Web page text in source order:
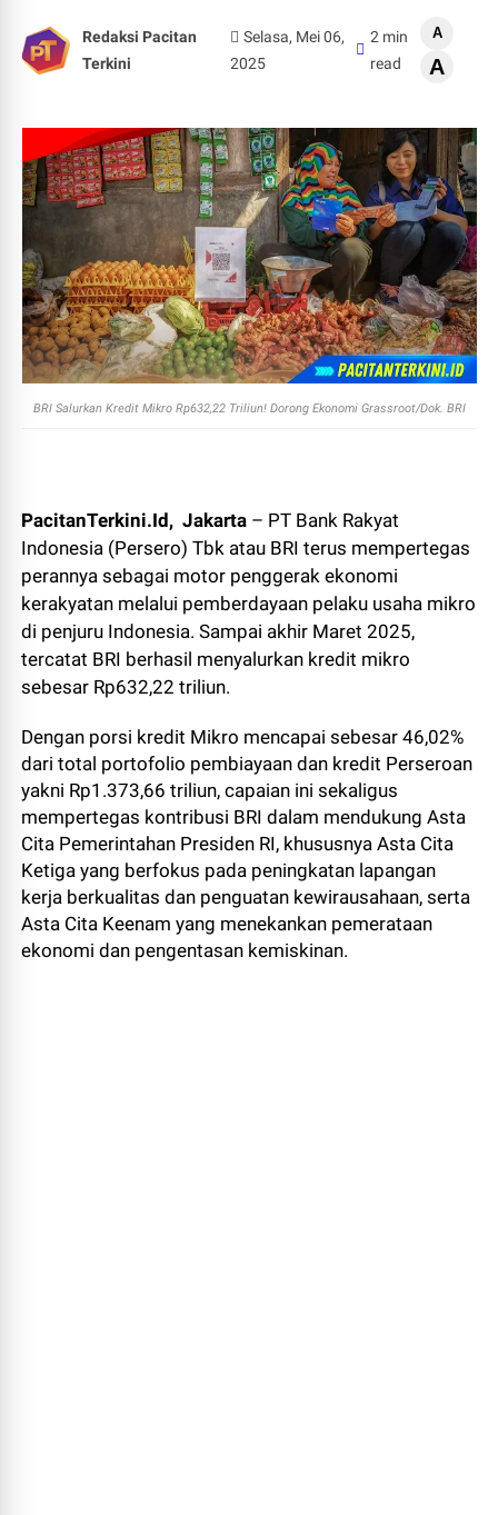
Redaksi Pacitan
Terkini
Selasa, Mei 06,
2025
2 min
read
A
A
BRI Salurkan Kredit Mikro Rp632,22 Triliun! Dorong Ekonomi Grassroot/Dok. BRI
PacitanTerkini.Id, Jakarta – PT Bank Rakyat
Indonesia (Persero) Tbk atau BRI terus mempertegas
perannya sebagai motor penggerak ekonomi
kerakyatan melalui pemberdayaan pelaku usaha mikro
di penjuru Indonesia. Sampai akhir Maret 2025,
tercatat BRI berhasil menyalurkan kredit mikro
sebesar Rp632,22 triliun.
Dengan porsi kredit Mikro mencapai sebesar 46,02%
dari total portofolio pembiayaan dan kredit Perseroan
yakni Rp1.373,66 triliun, capaian ini sekaligus
mempertegas kontribusi BRI dalam mendukung Asta
Cita Pemerintahan Presiden RI, khususnya Asta Cita
Ketiga yang berfokus pada peningkatan lapangan
kerja berkualitas dan penguatan kewirausahaan, serta
Asta Cita Keenam yang menekankan pemerataan
ekonomi dan pengentasan kemiskinan.